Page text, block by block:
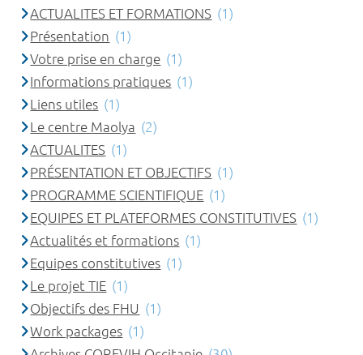
ACTUALITES ET FORMATIONS (1)
Présentation (1)
Votre prise en charge (1)
Informations pratiques (1)
Liens utiles (1)
Le centre Maolya (2)
ACTUALITES (1)
PRÉSENTATION ET OBJECTIFS (1)
PROGRAMME SCIENTIFIQUE (1)
EQUIPES ET PLATEFORMES CONSTITUTIVES (1)
Actualités et formations (1)
Equipes constitutives (1)
Le projet TIE (1)
Objectifs des FHU (1)
Work packages (1)